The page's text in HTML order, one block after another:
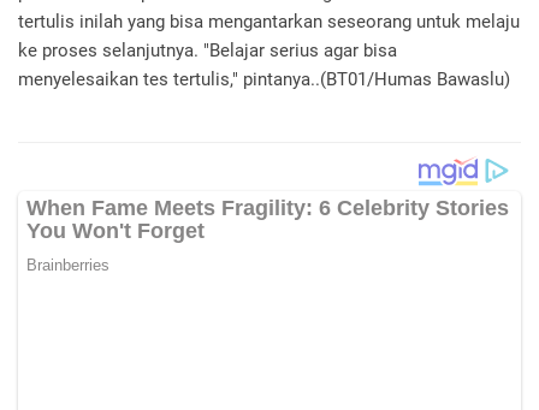
tertulis inilah yang bisa mengantarkan seseorang untuk melaju
ke proses selanjutnya. "Belajar serius agar bisa
menyelesaikan tes tertulis," pintanya..(BT01/Humas Bawaslu)